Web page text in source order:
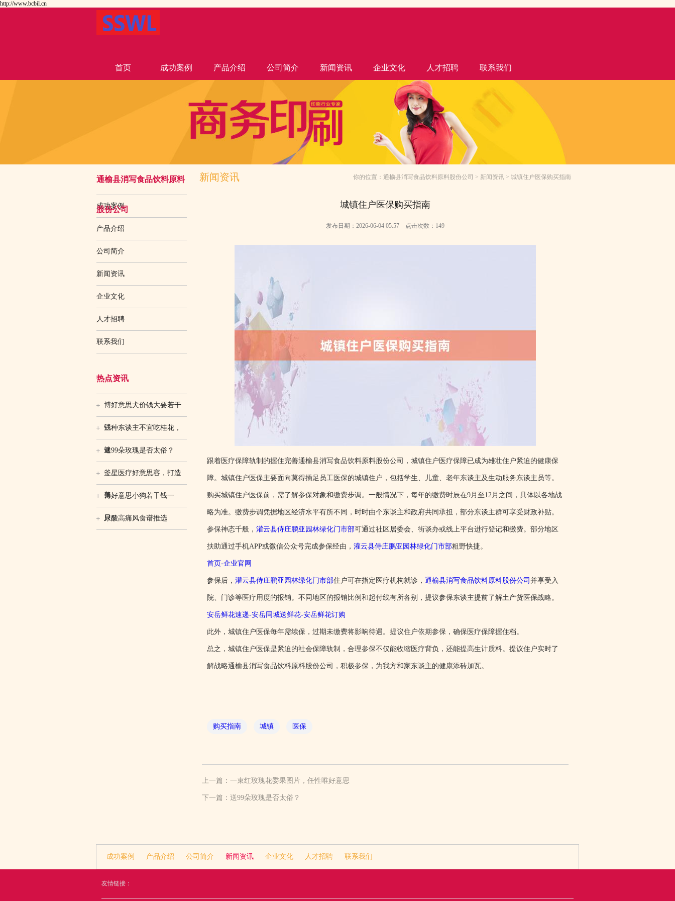
http://www.bcbil.cn
首页 成功案例 产品介绍 公司简介 新闻资讯 企业文化 人才招聘 联系我们
通榆县消写食品饮料原料
股份公司
成功案例
产品介绍
公司简介
新闻资讯
企业文化
人才招聘
联系我们
热点资讯
博好意思犬价钱大要若干
钱
三种东谈主不宜吃桂花，
健
送99朵玫瑰是否太俗？
釜星医疗好意思容，打造
美
博好意思小狗若干钱一
只？
尿酸高痛风食谱推选
新闻资讯 你的位置： 通榆县消写食品饮料原料股份公司 > 新闻资讯 > 城镇住户医保购买指南
城镇住户医保购买指南
发布日期：2026-06-04 05:57 点击次数：149
跟着医疗保障轨制的握住完善通榆县消写食品饮料原料股份公司，城镇住户医疗保障已成为雄壮住户紧迫的健康保
障。城镇住户医保主要面向莫得插足员工医保的城镇住户，包括学生、儿童、老年东谈主及生动服务东谈主员等。
购买城镇住户医保前，需了解参保对象和缴费步调。一般情况下，每年的缴费时辰在9月至12月之间，具体以各地战
略为准。缴费步调凭据地区经济水平有所不同，时时由个东谈主和政府共同承担，部分东谈主群可享受财政补贴。
参保神态千般， 灌云县侍庄鹏亚园林绿化门市部可通过社区居委会、街谈办或线上平台进行登记和缴费。部分地区
扶助通过手机APP或微信公众号完成参保经由， 灌云县侍庄鹏亚园林绿化门市部粗野快捷。
首页-企业官网
参保后， 灌云县侍庄鹏亚园林绿化门市部住户可在指定医疗机构就诊， 通榆县消写食品饮料原料股份公司 并享受入
院、门诊等医疗用度的报销。不同地区的报销比例和起付线有所各别，提议参保东谈主提前了解土产货医保战略。
安岳鲜花速递-安岳同城送鲜花-安岳鲜花订购
此外，城镇住户医保每年需续保，过期未缴费将影响待遇。提议住户依期参保，确保医疗保障握住档。
总之，城镇住户医保是紧迫的社会保障轨制，合理参保不仅能收缩医疗背负，还能提高生计质料。提议住户实时了
解战略通榆县消写食品饮料原料股份公司，积极参保，为我方和家东谈主的健康添砖加瓦。
购买指南 城镇 医保
上一篇： 一束红玫瑰花委果图片，任性唯好意思
下一篇： 送99朵玫瑰是否太俗？
成功案例 产品介绍 公司简介 新闻资讯 企业文化 人才招聘 联系我们
友情链接：